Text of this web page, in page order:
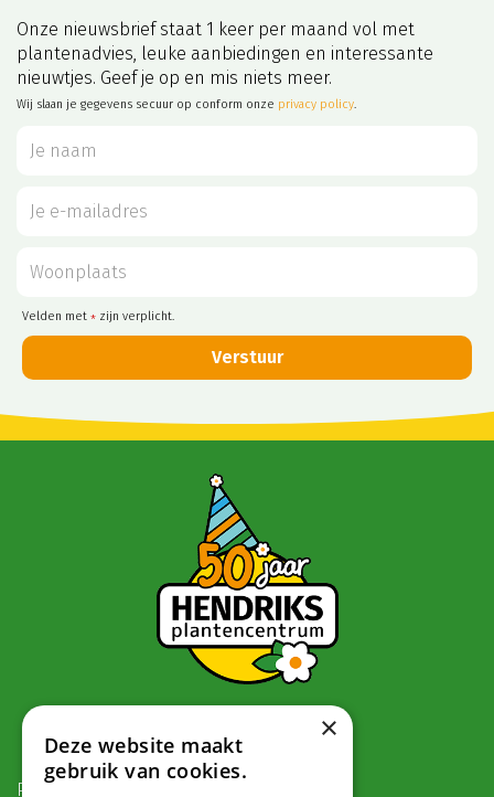
Onze nieuwsbrief staat 1 keer per maand vol met
plantenadvies, leuke aanbiedingen en interessante
nieuwtjes. Geef je op en mis niets meer.
Wij slaan je gegevens secuur op conform onze privacy policy.
Velden met * zijn verplicht.
Postadres:
×
Deze website maakt
gebruik van cookies.